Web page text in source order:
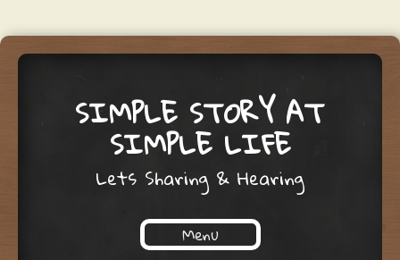
SIMPLE STORY AT
SIMPLE LIFE
Lets Sharing & Hearing
Menu